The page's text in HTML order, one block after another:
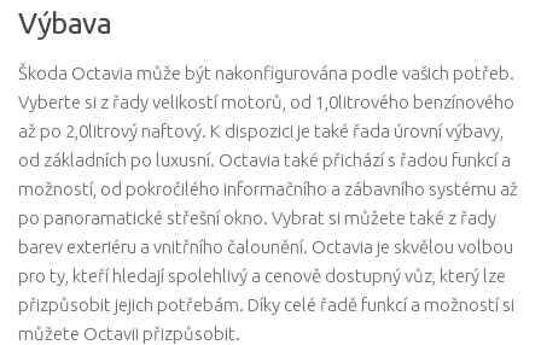
Výbava
Škoda Octavia může být nakonfigurována podle vašich potřeb.
Vyberte si z řady velikostí motorů, od 1,0litrového benzínového
až po 2,0litrový naftový. K dispozici je také řada úrovní výbavy,
od základních po luxusní. Octavia také přichází s řadou funkcí a
možností, od pokročilého informačního a zábavního systému až
po panoramatické střešní okno. Vybrat si můžete také z řady
barev exteriéru a vnitřního čalounění. Octavia je skvělou volbou
pro ty, kteří hledají spolehlivý a cenově dostupný vůz, který lze
přizpůsobit jejich potřebám. Díky celé řadě funkcí a možností si
můžete Octavii přizpůsobit.